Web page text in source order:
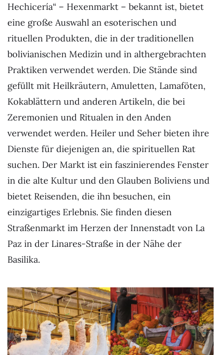
Hechicería“ – Hexenmarkt – bekannt ist, bietet
eine große Auswahl an esoterischen und
rituellen Produkten, die in der traditionellen
bolivianischen Medizin und in althergebrachten
Praktiken verwendet werden. Die Stände sind
gefüllt mit Heilkräutern, Amuletten, Lamaföten,
Kokablättern und anderen Artikeln, die bei
Zeremonien und Ritualen in den Anden
verwendet werden. Heiler und Seher bieten ihre
Dienste für diejenigen an, die spirituellen Rat
suchen. Der Markt ist ein faszinierendes Fenster
in die alte Kultur und den Glauben Boliviens und
bietet Reisenden, die ihn besuchen, ein
einzigartiges Erlebnis. Sie finden diesen
Straßenmarkt im Herzen der Innenstadt von La
Paz in der Linares-Straße in der Nähe der
Basilika.